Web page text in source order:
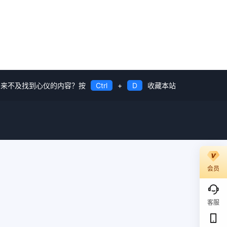
来不及找到心仪的内容？按 Ctrl + D 收藏本站
会员
客服